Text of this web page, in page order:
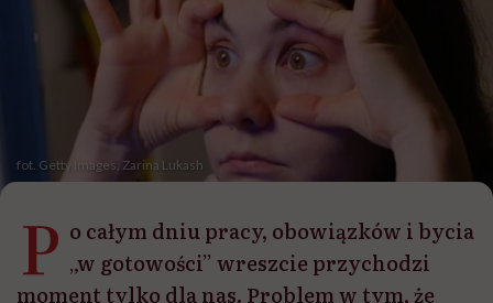
fot. Getty Images, Zarina Lukash
P o całym dniu pracy, obowiązków i bycia
„w gotowości” wreszcie przychodzi
moment tylko dla nas. Problem w tym, że